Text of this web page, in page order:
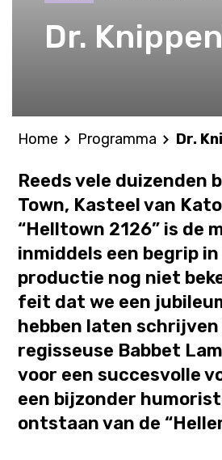
Dr.
Home Programma Dr.
Reeds vele duizenden
Town, Kasteel van
“Helltown 2126” is de
inmiddels een begrip
productie nog niet
feit dat we een
hebben laten
regisseuse Babbet
voor een succesvolle
een bijzonder
ontstaan van de